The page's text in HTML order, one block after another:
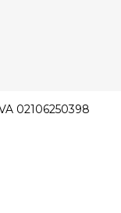
02106250398